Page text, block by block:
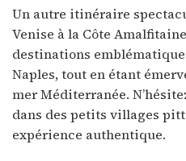
Un autre itinéraire
Venise à la Côte
destinations
Naples, tout en étant
mer Méditerranée.
dans des petits villages
expérience authentique.